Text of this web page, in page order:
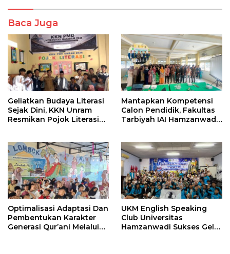
Baca Juga
Geliatkan Budaya Literasi
Sejak Dini, KKN Unram
Resmikan Pojok Literasi
Mantapkan Kompetensi
Calon Pendidik, Fakultas
Tarbiyah IAI Hamzanwadi
Optimalisasi Adaptasi Dan
Pembentukan Karakter
Generasi Qur’ani Melalui
UKM English Speaking
Club Universitas
Hamzanwadi Sukses Gelar